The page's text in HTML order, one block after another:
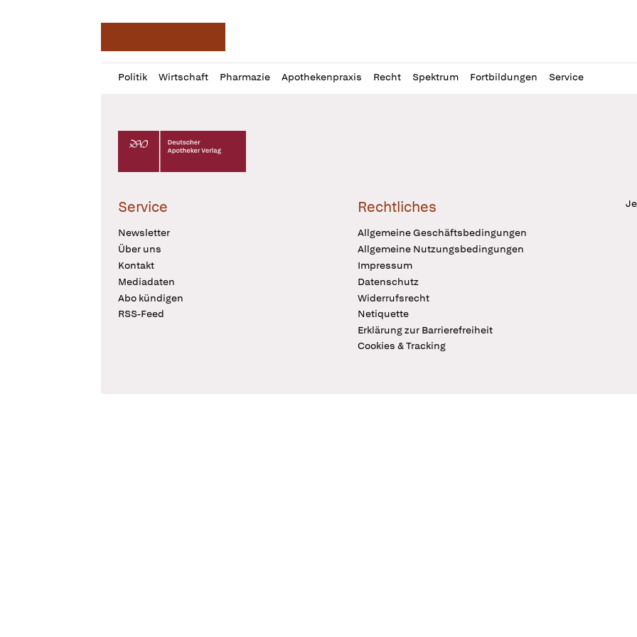
Politik Wirtschaft Pharmazie Apothekenpraxis Recht Spektrum Fortbildungen Service
Profil
öffnen
Daz
Pur
Deutscher Apotheker Verlag Logo
Service
Newsletter
Über uns
Kontakt
Mediadaten
Abo kündigen
RSS-Feed
Rechtliches
Allgemeine Geschäftsbedingungen
Allgemeine Nutzungsbedingungen
Impressum
Datenschutz
Widerrufsrecht
Netiquette
Erklärung zur Barrierefreiheit
Cookies & Tracking